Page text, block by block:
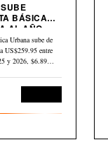
BÁSICA
AL AÑO.
GLOBAL
DESDE
Urbana sube de
US$259.95 entre
y 2026, $6.89…